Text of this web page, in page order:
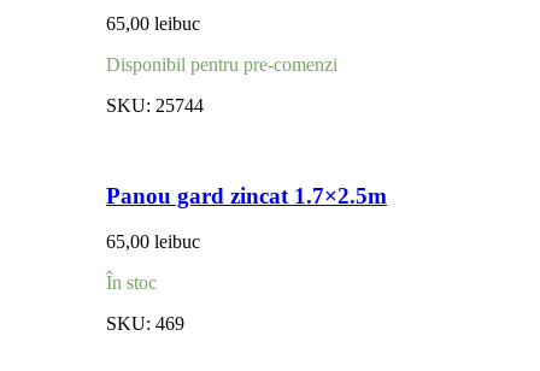
65,00 leibuc
Disponibil pentru pre-comenzi
SKU: 25744
Panou gard zincat 1.7×2.5m
65,00 leibuc
În stoc
SKU: 469